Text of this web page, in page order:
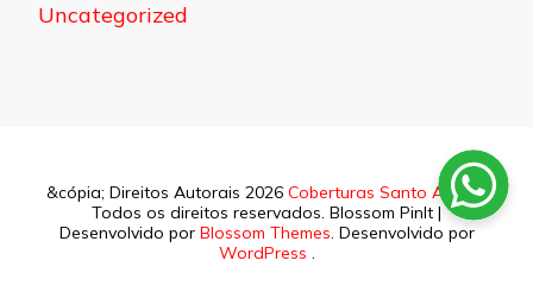
Uncategorized
&cópia; Direitos Autorais 2026 Coberturas Santo Amaro.
Todos os direitos reservados. Blossom PinIt |
Desenvolvido por Blossom Themes. Desenvolvido por
WordPress .